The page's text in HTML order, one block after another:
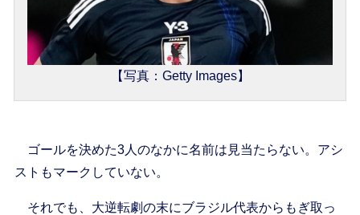
【写真：Getty Images】
ゴールを決めた3人のなかに名前は見当たらない。アシ
ストもマークしていない。
それでも、大逆転劇の末にブラジル代表からもぎ取っ